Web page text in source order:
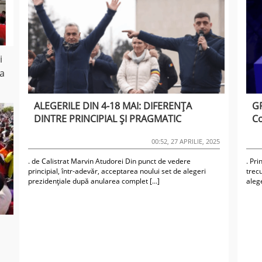
ALEGERILE DIN 4-18 MAI: DIFERENȚA
DINTRE PRINCIPIAL ȘI PRAGMATIC
00:52, 27 APRILIE, 2025
. de Calistrat Marvin Atudorei Din punct de vedere
principial, într-adevăr, acceptarea noului set de alegeri
prezidențiale după anularea complet […]
.